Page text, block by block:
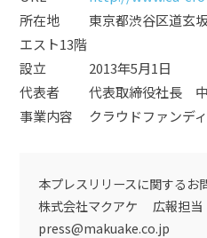
所在地 東京都渋谷区道玄坂
エスト13階
設立 2013年5月1日
代表者 代表取締役社長 中
事業内容 クラウドファンデ
本プレスリリースに関するお
株式会社マクアケ 広報担当
press@makuake.co.jp